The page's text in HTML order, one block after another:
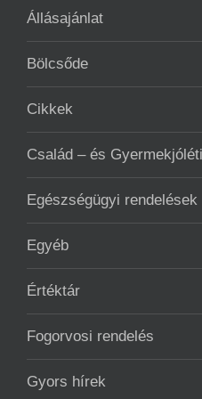
Állásajánlat
Bölcsőde
Cikkek
Család – és Gyermekjóléti
Egészségügyi rendelések
Egyéb
Értéktár
Fogorvosi rendelés
Gyors hírek